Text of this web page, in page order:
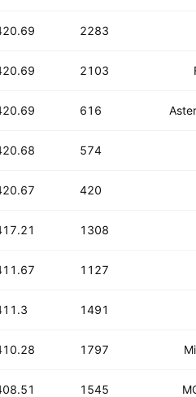
2283
B
2103
B
616
B
574
B
420
B
1308
B
1127
B
1491
B
1797
B
1545
B